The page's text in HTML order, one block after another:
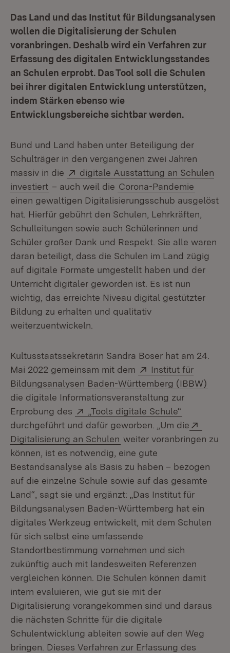
Das Land und das Institut für Bildungsanalysen
wollen die Digitalisierung der Schulen
voranbringen. Deshalb wird ein Verfahren zur
Erfassung des digitalen Entwicklungsstandes
an Schulen erprobt. Das Tool soll die Schulen
bei ihrer digitalen Entwicklung unterstützen,
indem Stärken ebenso wie
Entwicklungsbereiche sichtbar werden.
Bund und Land haben unter Beteiligung der
Schulträger in den vergangenen zwei Jahren
massiv in die
Extern:
digitale Ausstattung an Schulen
investiert (Öffnet in neuem Fenster)
– auch weil die Corona-Pandemie
einen gewaltigen Digitalisierungsschub ausgelöst
hat. Hierfür gebührt den Schulen, Lehrkräften,
Schulleitungen sowie auch Schülerinnen und
Schüler großer Dank und Respekt. Sie alle waren
daran beteiligt, dass die Schulen im Land zügig
auf digitale Formate umgestellt haben und der
Unterricht digitaler geworden ist. Es ist nun
wichtig, das erreichte Niveau digital gestützter
Bildung zu erhalten und qualitativ
weiterzuentwickeln.
Kultusstaatssekretärin Sandra Boser hat am 24.
Mai 2022 gemeinsam mit dem
Extern:
Institut für
Bildungsanalysen Baden-Württemberg (IBBW)
die digitale Informationsveranstaltung zur
Erprobung des
Extern:
„Tools digitale Schule“
durchgeführt und dafür geworben. „Um die
Digitalisierung an Schulen (Öffnet in neuem Fenster)
weiter voranbringen zu
können, ist es notwendig, eine gute
Bestandsanalyse als Basis zu haben – bezogen
auf die einzelne Schule sowie auf das gesamte
Land“, sagt sie und ergänzt: „Das Institut für
Bildungsanalysen Baden-Württemberg hat ein
digitales Werkzeug entwickelt, mit dem Schulen
für sich selbst eine umfassende
Standortbestimmung vornehmen und sich
zukünftig auch mit landesweiten Referenzen
vergleichen können. Die Schulen können damit
intern evaluieren, wie gut sie mit der
Digitalisierung vorangekommen sind und daraus
die nächsten Schritte für die digitale
Schulentwicklung ableiten sowie auf den Weg
bringen. Dieses Verfahren zur Erfassung des